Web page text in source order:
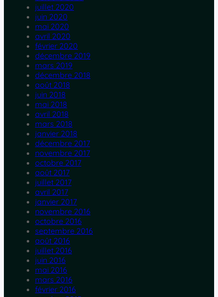
juillet 2020
juin 2020
mai 2020
avril 2020
février 2020
décembre 2019
mars 2019
décembre 2018
août 2018
juin 2018
mai 2018
avril 2018
mars 2018
janvier 2018
décembre 2017
novembre 2017
octobre 2017
août 2017
juillet 2017
avril 2017
janvier 2017
novembre 2016
octobre 2016
septembre 2016
août 2016
juillet 2016
juin 2016
mai 2016
mars 2016
février 2016